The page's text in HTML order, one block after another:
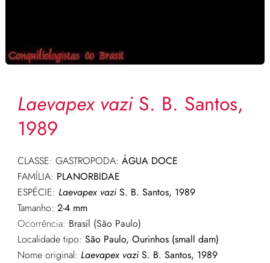
Laevapex vaziS. B. Santos,
1989
CLASSE: GASTROPODA: ÁGUA DOCE
FAMÍLIA: PLANORBIDAE
ESPÉCIE: Laevapex vaziS. B. Santos, 1989
Tamanho: 2-4 mm
Ocorrência: Brasil (São Paulo)
Localidade tipo: São Paulo, Ourinhos (small dam)
Nome original: Laevapex vaziS. B. Santos, 1989